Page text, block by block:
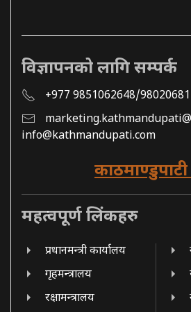
विज्ञापनको लागि सम्पर्क
+977 9851062648/
info@kathmandupati.com
महत्वपूर्ण लिंकहरु
प्रधानमन्त्री कार्यालय
गृहमन्त्रालय
रक्षामन्त्रालय